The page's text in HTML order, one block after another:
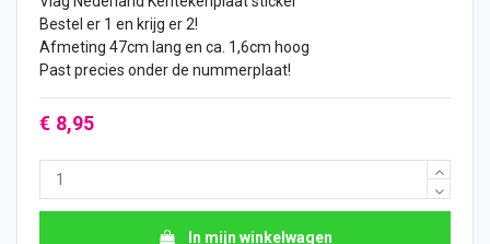
Bestel er 1 en krijg er 2!
Afmeting 47cm lang en ca. 1,6cm hoog
Past precies onder de nummerplaat!
€ 8,95
In mijn winkelwagen